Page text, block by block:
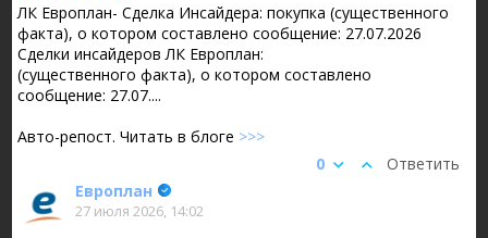
ЛК Европлан- Сделка Инсайдера: покупка (существенного
факта), о котором составлено сообщение: 27.07.2026
Сделки инсайдеров ЛК Европлан:
(существенного факта), о котором составлено
сообщение: 27.07....
Авто-репост. Читать в блоге >>>
Ответить
0
Европлан
27 июля 2026, 14:02